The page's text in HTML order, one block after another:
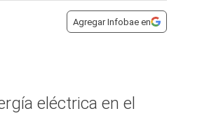
Agregar Infobae en
eléctrica en el